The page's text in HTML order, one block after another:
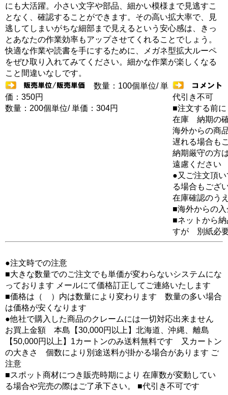
にも大活躍。小さい文字や部品、細かい模様まで見逃すこ
となく、確認することができます。その高い拡大率で、見
逃してしまいがちな細部まで見えるという安心感は、きっ
とあなたの作業効率もアップさせてくれることでしょう。
快適な作業や読書を手にするために、メガネ型拡大ルーペ
をぜひ取り入れてみてください。細かな作業が楽しくなる
こと間違いなしです。
数量：100個単位/ 単
価：350円
数量：200個単位/ 単価：304円
代引き不可
■注文する前に
在庫 納期の
海外からの商
遅れる場合も
納期厳守の方
遠慮ください
●又ご注文頂
る場合もござ
在庫確認のう
■海外からの
■ネットから
すが 別紙必
●注文時での注意
■大きな数量でのご注文でも単価が変わらないシステムにな
っております メールにて価格訂正してご連絡いたします
■価格は（ ）内は数量により変わります 数量の多い場合
は価格が安くなります
●他社で購入した商品のクレームには一切対応出来ません
お買上金額 本島【30,000円以上】北海道、沖縄、離島
【50,000円以上】1カートンのみ送料無料です 又カートン
の大きさ 個数により別途送料が掛かる場合があります ご
注意
■スポット商材につき販売時期により 在庫数が変動してい
る場合や完売の際はご了承下さい。 ■代引き不可です